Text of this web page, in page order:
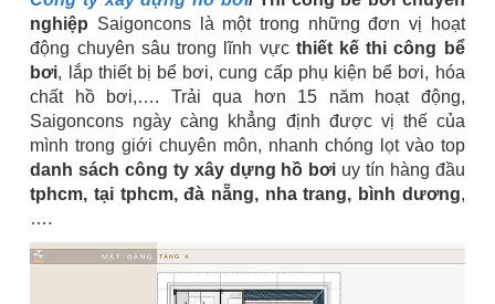
nghiệp Saigoncons là một trong những đơn vị hoạt
động chuyên sâu trong lĩnh vực thiết kế thi công bể
bơi, lắp thiết bị bể bơi, cung cấp phụ kiện bể bơi, hóa
chất hồ bơi,…. Trải qua hơn 15 năm hoạt động,
Saigoncons ngày càng khẳng định được vị thế của
mình trong giới chuyên môn, nhanh chóng lọt vào top
danh sách công ty xây dựng hồ bơi uy tín hàng đầu
tphcm, tại tphcm, đà nẵng, nha trang, bình dương,
….